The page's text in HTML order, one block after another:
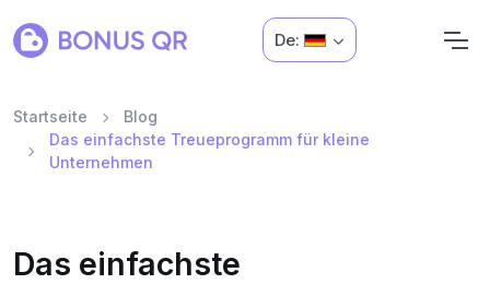
De:
Startseite
Blog
Das einfachste Treueprogramm für kleine
Unternehmen
Das einfachste